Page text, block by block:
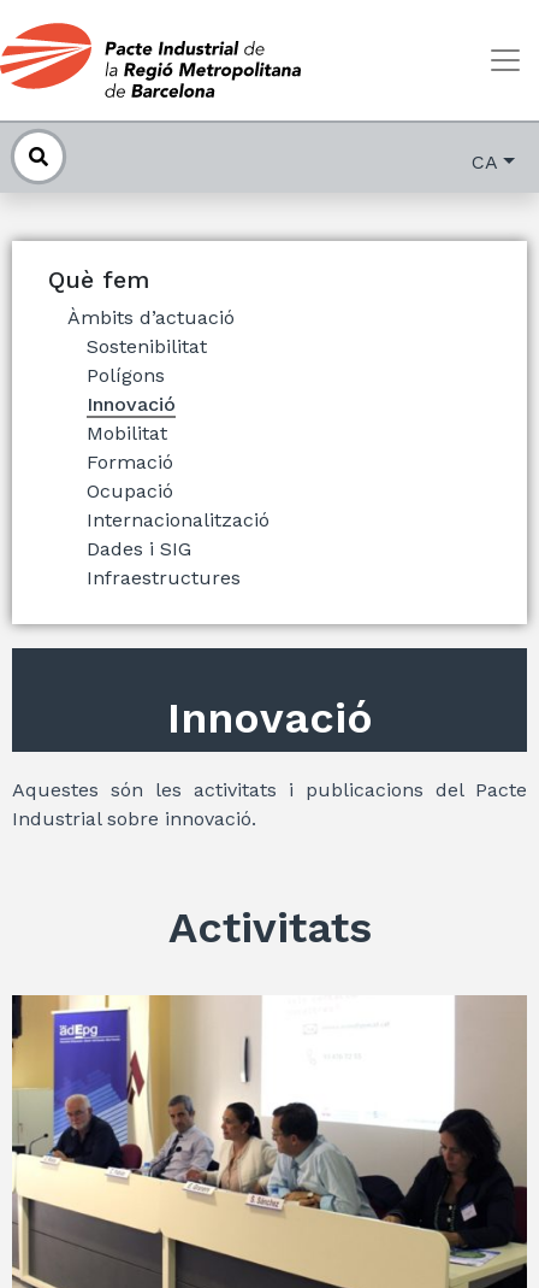
CA
Què fem
Àmbits d’actuació
Sostenibilitat
Polígons
Innovació
Mobilitat
Formació
Ocupació
Internacionalització
Dades i SIG
Infraestructures
Innovació
Aquestes són les activitats i publicacions del Pacte
Industrial sobre innovació.
Activitats